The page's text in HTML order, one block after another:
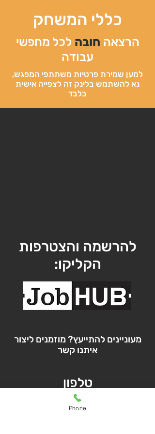
כללי המשחק
הרצאה חובה לכל מחפשי
עבודה
למען שמירת פרטיות משתתפי המפגש,
נא להשתמש בלינק זה לצפייה אישית
בלבד
להרשמה והצטרפות
הקליקו:
מעוניינים להתייעץ? מוזמנים ליצור
איתנו קשר
טלפון
Phone